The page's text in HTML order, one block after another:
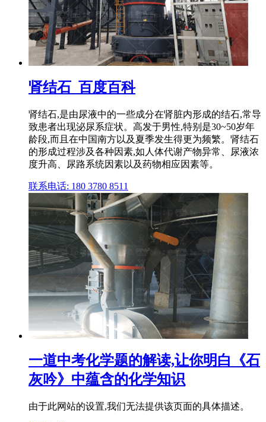
肾结石_百度百科
肾结石,是由尿液中的一些成分在肾脏内形成的结石,常导
致患者出现泌尿系症状。高发于男性,特别是30~50岁年
龄段,而且在中国南方以及夏季发生得更为频繁。肾结石
的形成过程涉及各种因素,如人体代谢产物异常、尿液浓
度升高、尿路系统因素以及药物相应因素等。
联系电话: 180 3780 8511
一道中考化学题的解读,让你明白《石
灰吟》中蕴含的化学知识
由于此网站的设置,我们无法提供该页面的具体描述。